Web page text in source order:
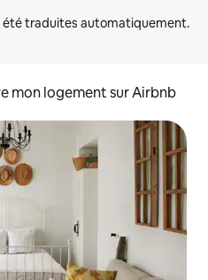
mon logement sur Airbnb